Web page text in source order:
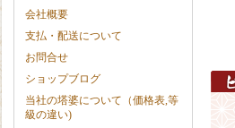
会社概要
支払・配送について
お問合せ
ショップブログ
当社の塔婆について（価格表,等
級の違い)